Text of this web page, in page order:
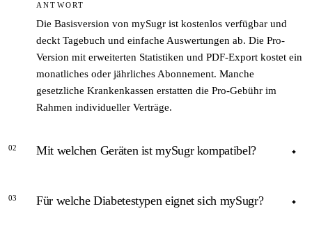
ANTWORT
Die Basisversion von mySugr ist kostenlos verfügbar und
deckt Tagebuch und einfache Auswertungen ab. Die Pro-
Version mit erweiterten Statistiken und PDF-Export kostet ein
monatliches oder jährliches Abonnement. Manche
gesetzliche Krankenkassen erstatten die Pro-Gebühr im
Rahmen individueller Verträge.
02 Mit welchen Geräten ist mySugr kompatibel?
mySugr unterstützt die Bluetooth-Synchronisierung mit
03 Für welche Diabetestypen eignet sich mySugr?